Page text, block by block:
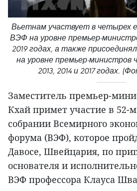
Вьетнам участвует в четырех
ВЭФ на уровне премьер-
2019 годах, а также
на уровне премьер-министров
2013, 2014 и 2017 годах.
Заместитель премьер-
Кхай примет участие в 52-
собрании Всемирного
форума (ВЭФ), которое
Давосе, Швейцария, по
основателя и
ВЭФ профессора Клауса